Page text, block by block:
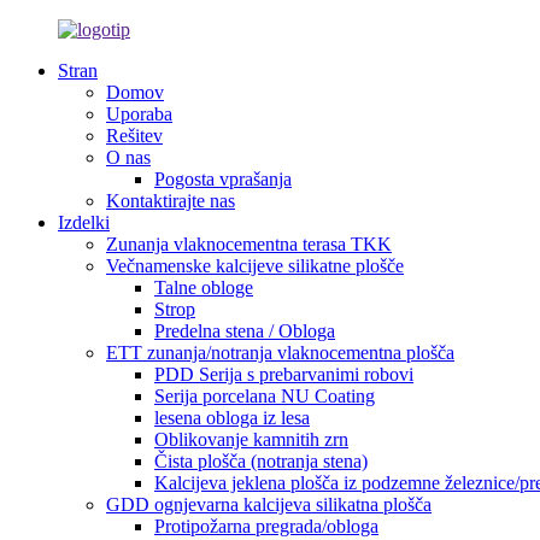
Stran
Domov
Uporaba
Rešitev
O nas
Pogosta vprašanja
Kontaktirajte nas
Izdelki
Zunanja vlaknocementna terasa TKK
Večnamenske kalcijeve silikatne plošče
Talne obloge
Strop
Predelna stena / Obloga
ETT zunanja/notranja vlaknocementna plošča
PDD Serija s prebarvanimi robovi
Serija porcelana NU Coating
lesena obloga iz lesa
Oblikovanje kamnitih zrn
Čista plošča (notranja stena)
Kalcijeva jeklena plošča iz podzemne železnice/
GDD ognjevarna kalcijeva silikatna plošča
Protipožarna pregrada/obloga